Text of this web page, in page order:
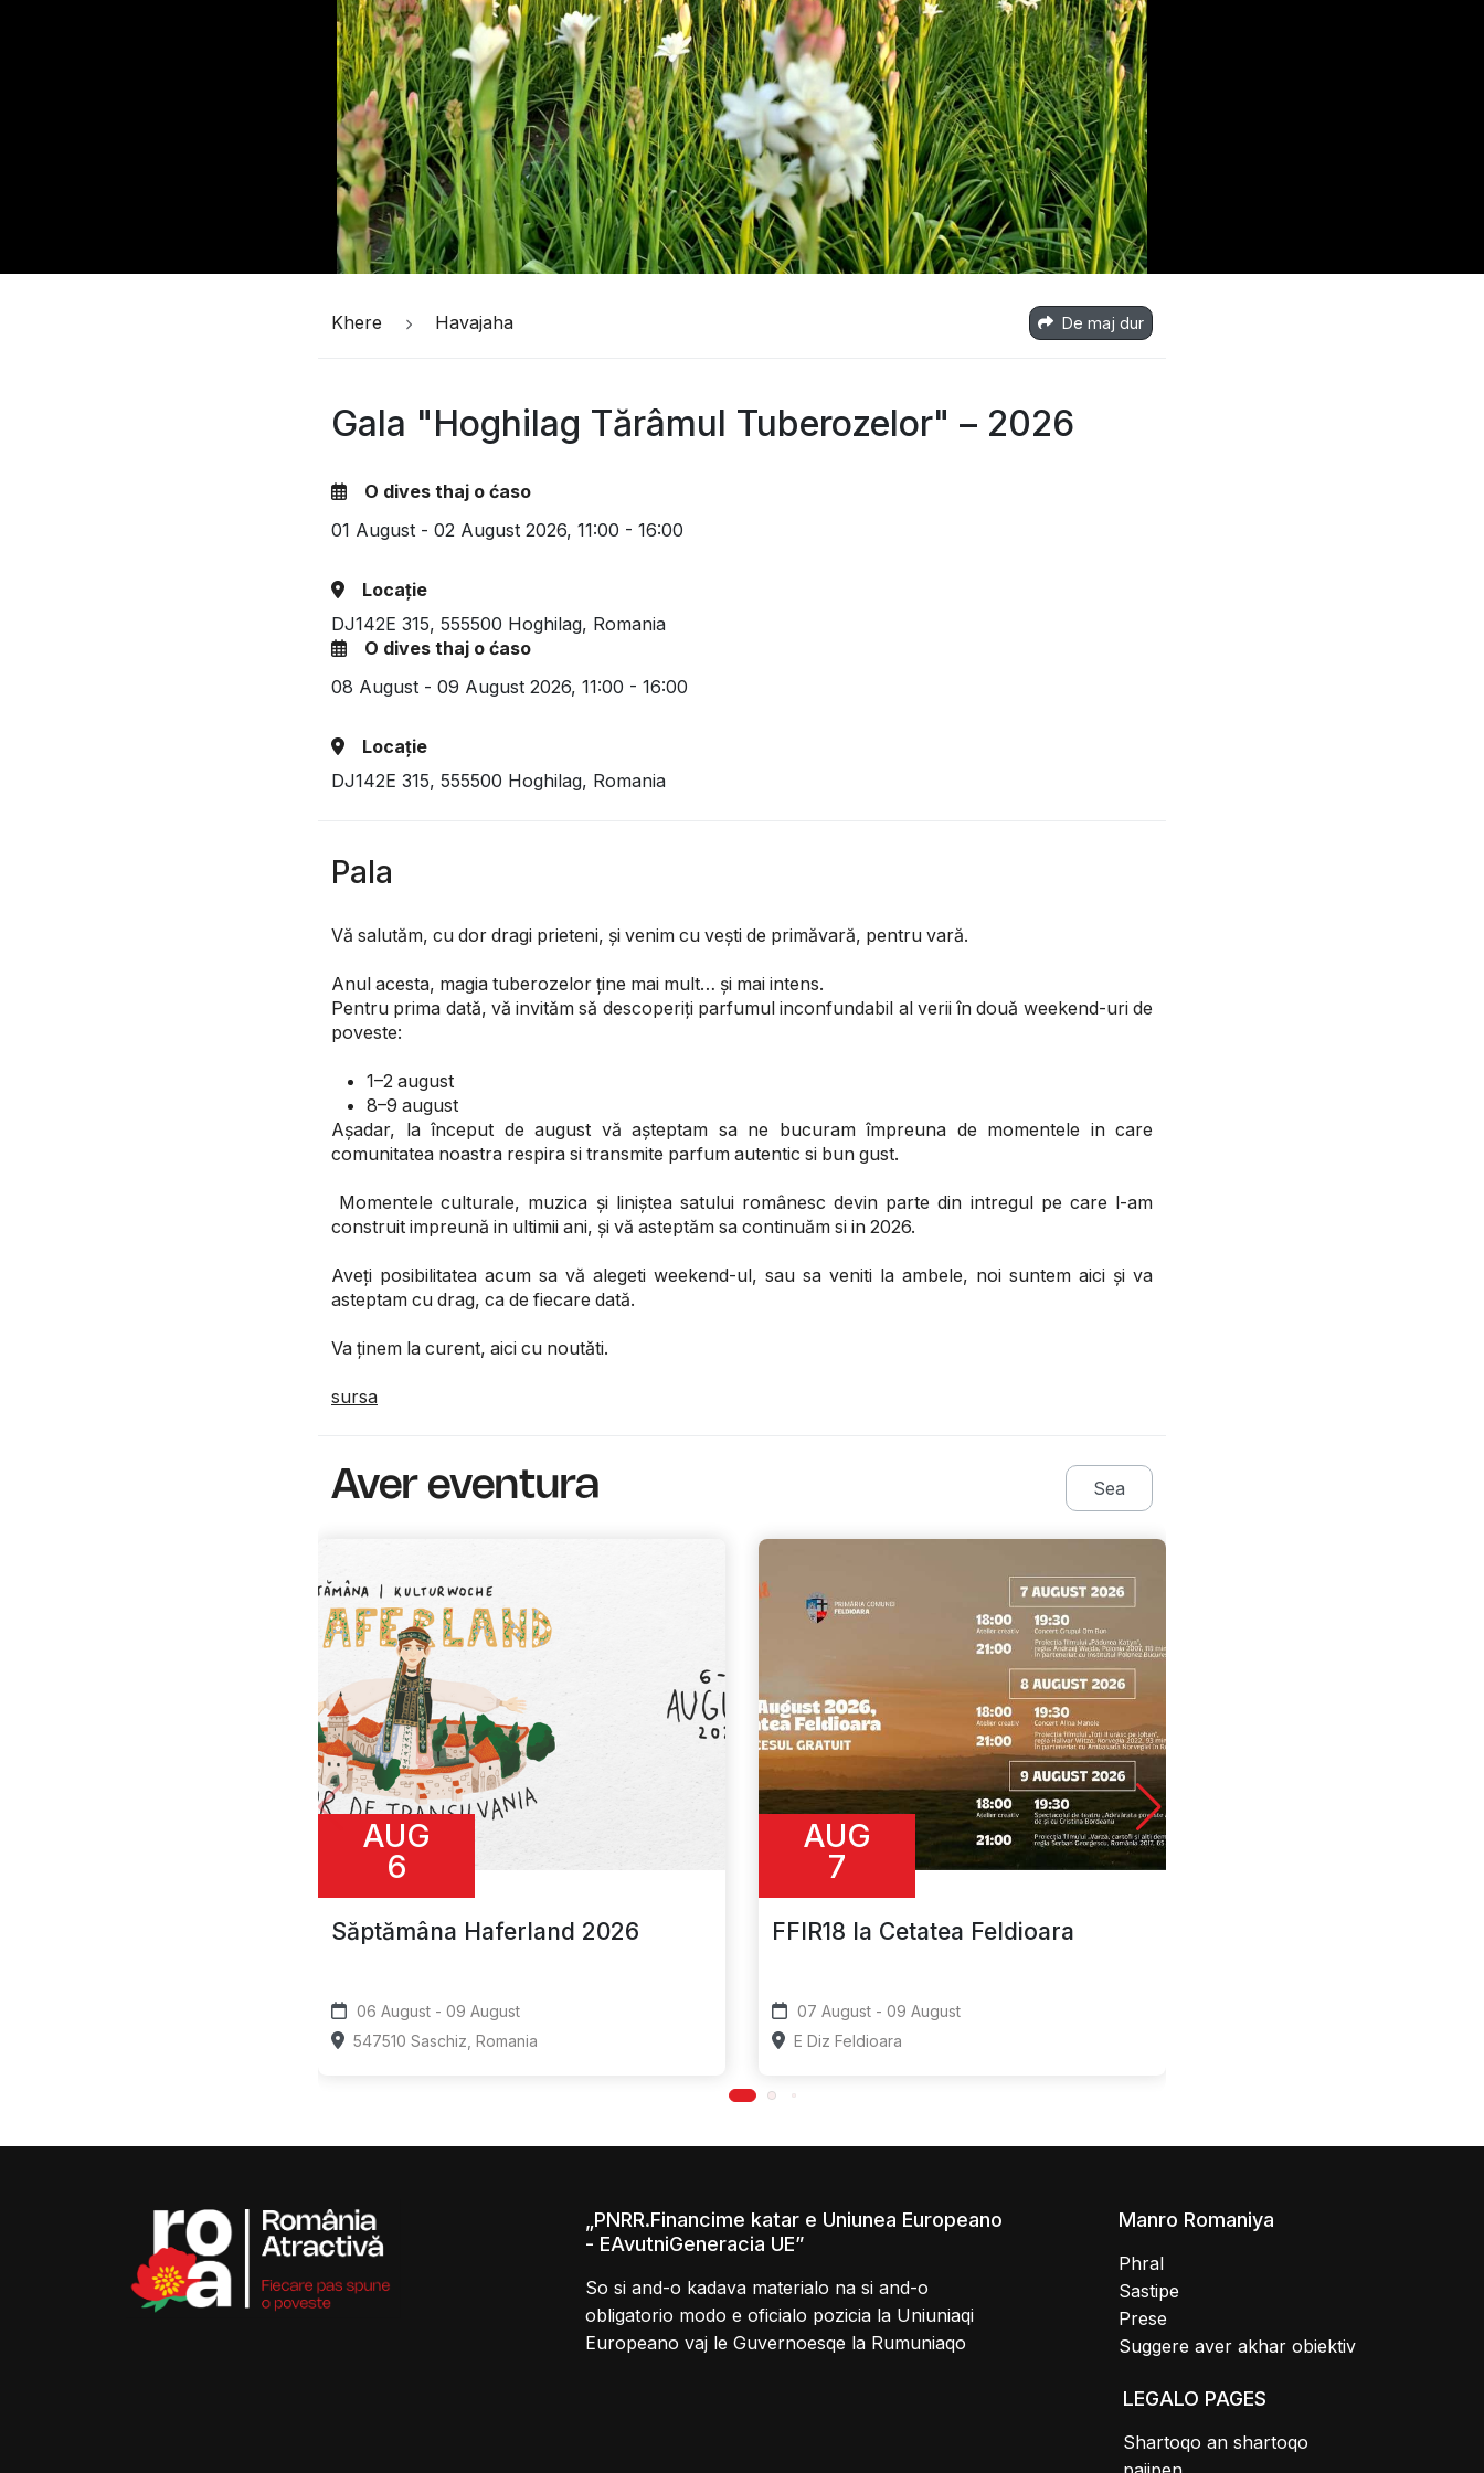
Khere Havajaha De maj dur
Gala "Hoghilag Tărâmul Tuberozelor" – 2026
O dives thaj o ćaso
01 August - 02 August 2026, 11:00 - 16:00
Locație
DJ142E 315, 555500 Hoghilag, Romania
O dives thaj o ćaso
08 August - 09 August 2026, 11:00 - 16:00
Locație
DJ142E 315, 555500 Hoghilag, Romania
Pala
Vă salutăm, cu dor dragi prieteni, și venim cu vești de primăvară, pentru vară.
Anul acesta, magia tuberozelor ține mai mult… și mai intens.
Pentru prima dată, vă invităm să descoperiți parfumul inconfundabil al verii în două weekend-uri de
poveste:
1–2 august
8–9 august
Așadar, la început de august vă așteptam sa ne bucuram împreuna de momentele in care
comunitatea noastra respira si transmite parfum autentic si bun gust.
Momentele culturale, muzica și liniștea satului românesc devin parte din intregul pe care l-am
construit impreună in ultimii ani, și vă asteptăm sa continuăm si in 2026.
Aveți posibilitatea acum sa vă alegeti weekend-ul, sau sa veniti la ambele, noi suntem aici și va
asteptam cu drag, ca de fiecare dată.
Va ținem la curent, aici cu noutăti.
sursa
Aver eventura Sea
AUG
6
Săptămâna Haferland 2026
06 August - 09 August
547510 Saschiz, Romania
AUG
7
FFIR18 la Cetatea Feldioara
07 August - 09 August
E Diz Feldioara
„PNRR.Financime katar e Uniunea Europeano
- EAvutniGeneracia UE”
So si and-o kadava materialo na si and-o
obligatorio modo e oficialo pozicia la Uniuniaqi
Europeano vaj le Guvernoesqe la Rumuniaqo
Manro Romaniya
Phral
Sastipe
Prese
Suggere aver akhar obiektiv
LEGALO PAGES
Shartoqo an shartoqo